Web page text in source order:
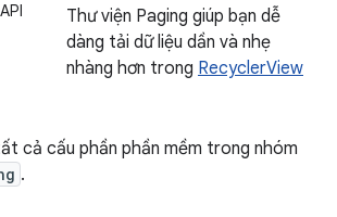
Thư viện Paging giúp bạn dễ
dàng tải dữ liệu dần và nhẹ
nhàng hơn trong RecyclerView
cả cấu phần phần mềm trong nhóm
.